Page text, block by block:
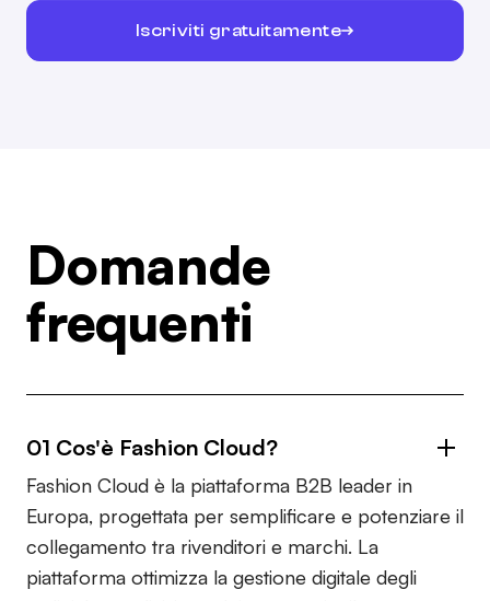
Iscriviti gratuitamente
Domande
frequenti
01 Cos'è Fashion Cloud?
Fashion Cloud è la piattaforma B2B leader in
Europa, progettata per semplificare e potenziare il
collegamento tra rivenditori e marchi. La
piattaforma ottimizza la gestione digitale degli